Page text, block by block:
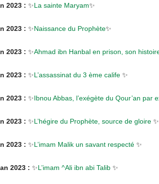
2023 : ✨La sainte Maryam✨
2023 : ✨Naissance du Prophète✨
2023 : ✨Ahmad ibn Hanbal en prison, son
2023 : ✨L’assassinat du 3 ème calife✨
2023 : ✨Ibnou Abbas, l’exégète du Qour’an par
2023 : ✨L’hégire du Prophète, source de gloire✨
2023 : ✨L’imam Malik un savant respecté✨
2023 : ✨L’imam ^Ali ibn abi Talib✨